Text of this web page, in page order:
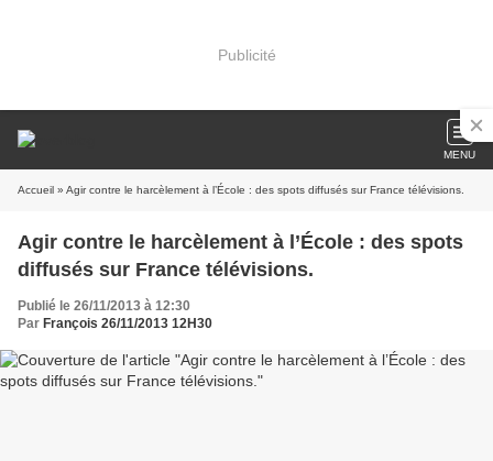
Publicité
MENU
Accueil » Agir contre le harcèlement à l’École : des spots diffusés sur France télévisions.
Agir contre le harcèlement à l’École : des spots
diffusés sur France télévisions.
Publié le 26/11/2013 à 12:30
Par François 26/11/2013 12H30